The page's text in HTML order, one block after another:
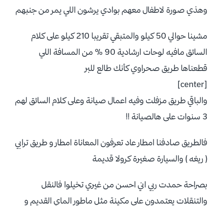
وهذي صورة لاطفال معهم بوادي يرشون اللي يمر من جنبهم
مشينا حوالي 50 كيلو والمتبقي تقريبا 210 كيلو على كلام
السائق مافيه لوحات ارشادية 90 % من المسافة اللي
قطعناها طريق صحراوي كأنك طالع للبر
[center]
والباقي طريق مزفلت وفيه اعمال صيانة وعلى كلام السائق لهم
3 سنوات على هالصيانة !!
فالطريق صادفنا امطار عاد تعرفون المعاناة امطار و طريق ترابي
( ريغه ) والسيارة صغيرة كرولا قديمة
بصراحة حمدت ربي اني احسن من غيري تخيلوا فالنقل
والتنقلات يعتمدون على مكينة مثل ماطور الماي القديم و